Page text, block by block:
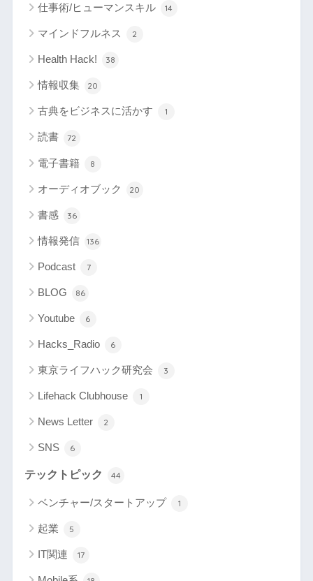
仕事術/ヒューマンスキル 14
マインドフルネス 2
Health Hack! 38
情報収集 20
古典をビジネスに活かす 1
読書 72
電子書籍 8
オーディオブック 20
書感 36
情報発信 136
Podcast 7
BLOG 86
Youtube 6
Hacks_Radio 6
東京ライフハック研究会 3
Lifehack Clubhouse 1
News Letter 2
SNS 6
テックトピック 44
ベンチャー/スタートアップ 1
起業 5
IT関連 17